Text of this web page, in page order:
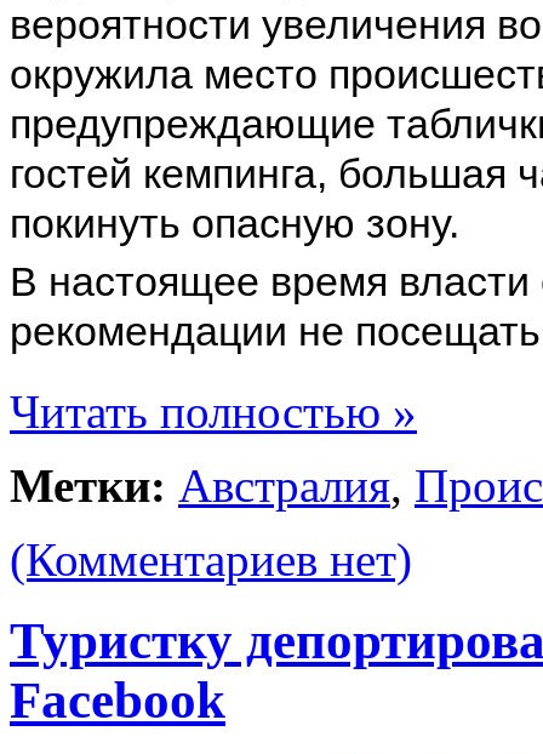
вероятности увеличения
окружила место
предупреждающие
гостей кемпинга, большая
покинуть опасную зону.
В настоящее время
рекомендации не
Читать полностью »
Метки: Австралия,
(Комментариев нет)
Туристку
Facebook